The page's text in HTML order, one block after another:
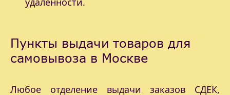
Пункты выдачи товаров для
самовывоза в Москве
Любое отделение выдачи заказов СДЕК,